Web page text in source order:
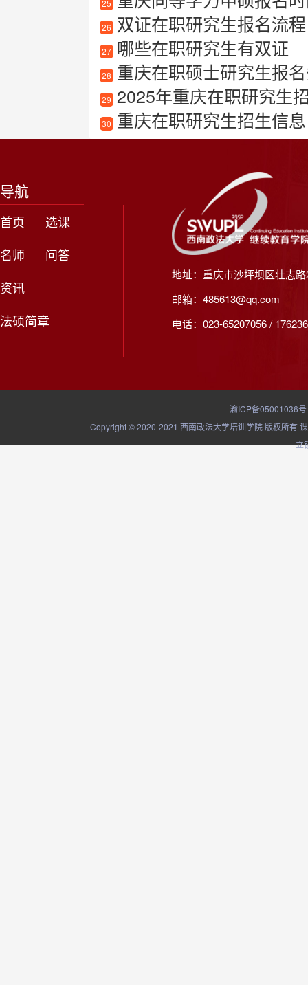
25
26 双证在职研究生报名流程
27 哪些在职研究生有双证
28 重庆在职硕士研究生报
29 2025年重庆在职研究生
30 重庆在职研究生招生信息
导航
首页
选课
名师
问答
资讯
法硕简章
地址：重庆市沙坪坝区壮志
邮箱：485613@qq.com
电话：023-65207056 /
渝ICP备05001036
Copyright © 2020-2021 西南政法大学培训学院 版权所有
立